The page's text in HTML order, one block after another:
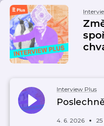
Interview Plus
4. 6. 2026